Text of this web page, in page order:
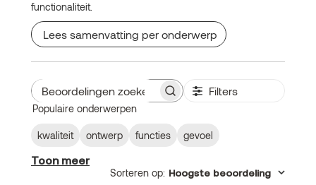
functionaliteit.
Lees samenvatting per onderwerp
Beoordelingen
zoeken
Filters
Populaire onderwerpen
kwaliteit ontwerp functies gevoel
Toon meer
Sorteren op: Hoogste beoordeling